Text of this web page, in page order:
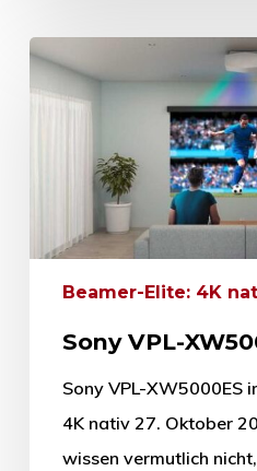
Beamer-Elite: 4K
Sony VPL-
Sony VPL-XW5000ES
4K nativ 27. Oktober
wissen vermutlich